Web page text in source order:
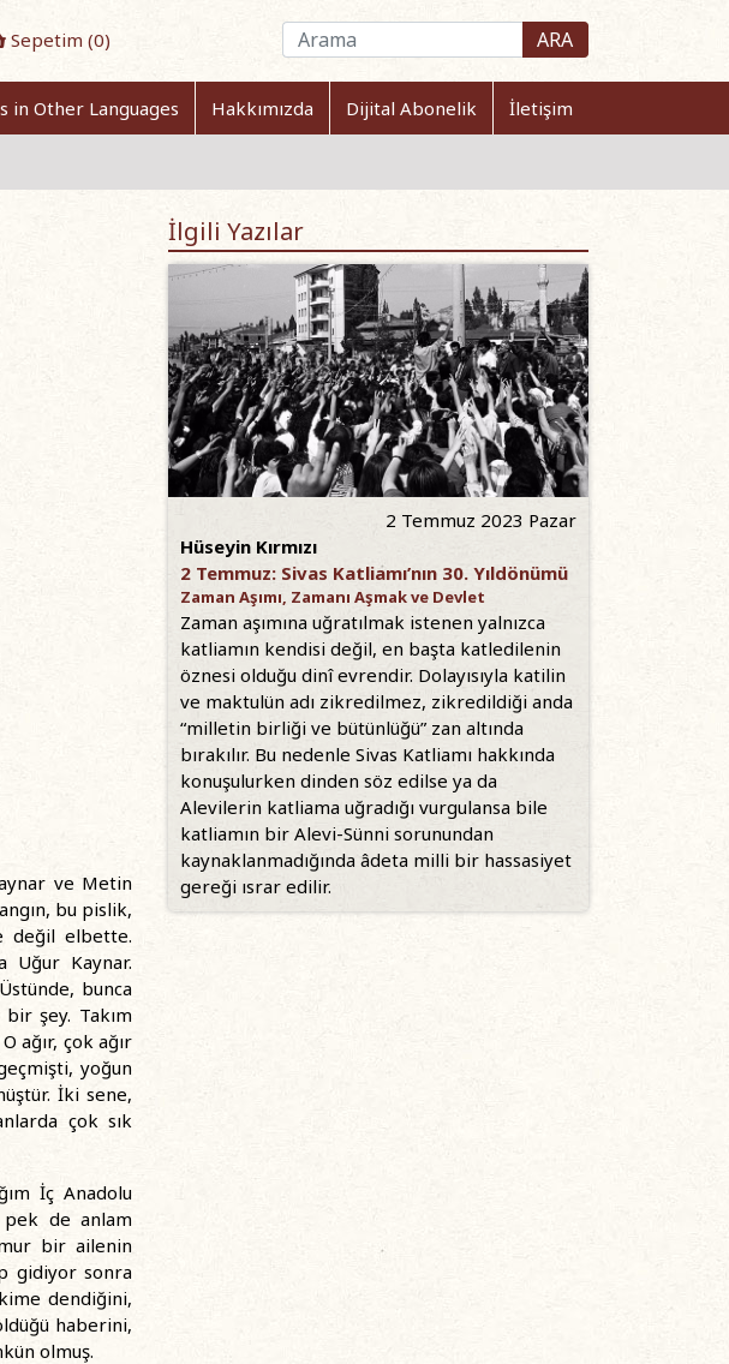
Sepetim (0) ARA
in Other Languages Hakkımızda Dijital Abonelik İletişim
ve Metin
bu pislik,
değil elbette.
Uğur Kaynar.
bunca
bir şey. Takım
ağır, çok ağır
yoğun
İki sene,
çok sık
İç Anadolu
de anlam
bir ailenin
gidiyor sonra
dendiğini,
haberini,
olmuş.
İlgili Yazılar
2 Temmuz 2023 Pazar
Hüseyin Kırmızı
2 Temmuz: Sivas Katliamı’nın 30. Yıldönümü
Zaman Aşımı, Zamanı Aşmak ve Devlet
Zaman aşımına uğratılmak istenen yalnızca
katliamın kendisi değil, en başta katledilenin
öznesi olduğu dinî evrendir. Dolayısıyla katilin
ve maktulün adı zikredilmez, zikredildiği anda
“milletin birliği ve bütünlüğü” zan altında
bırakılır. Bu nedenle Sivas Katliamı hakkında
konuşulurken dinden söz edilse ya da
Alevilerin katliama uğradığı vurgulansa bile
katliamın bir Alevi-Sünni sorunundan
kaynaklanmadığında âdeta milli bir hassasiyet
gereği ısrar edilir.